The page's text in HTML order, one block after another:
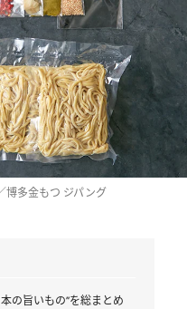
博多金もつ ジパング
の旨いもの”を総まとめ